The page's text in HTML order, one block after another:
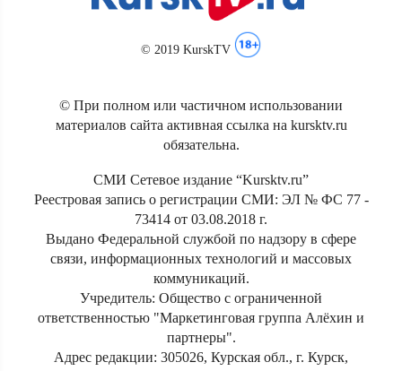
© 2019 KurskTV
© При полном или частичном использовании
материалов сайта активная ссылка на kursktv.ru
обязательна.
СМИ Сетевое издание “Kursktv.ru”
Реестровая запись о регистрации СМИ: ЭЛ № ФС 77 -
73414 от 03.08.2018 г.
Выдано Федеральной службой по надзору в сфере
связи, информационных технологий и массовых
коммуникаций.
Учредитель: Общество с ограниченной
ответственностью "Маркетинговая группа Алёхин и
партнеры".
Адрес редакции: 305026, Курская обл., г. Курск,